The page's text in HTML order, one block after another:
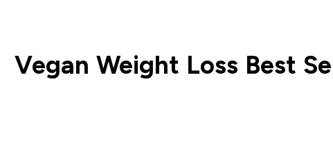
Vegan Weight Loss Best